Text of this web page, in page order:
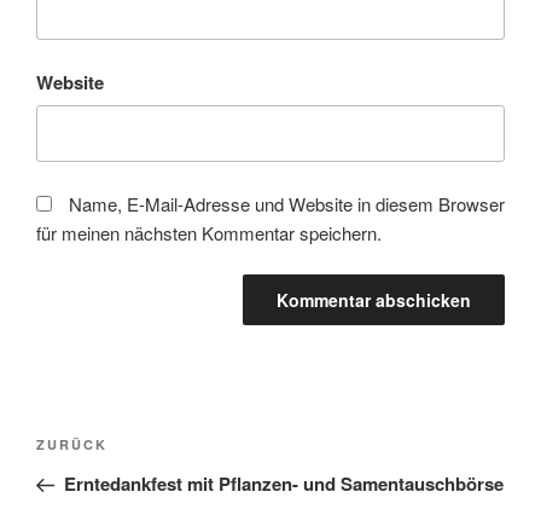
Website
Name, E-Mail-Adresse und Website in diesem Browser
für meinen nächsten Kommentar speichern.
Beitragsnavigation
Vorheriger
Beitrag
ZURÜCK
Erntedankfest mit Pflanzen- und Samentauschbörse